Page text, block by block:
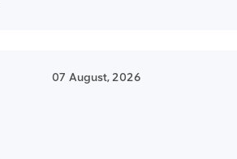
07 August, 2026